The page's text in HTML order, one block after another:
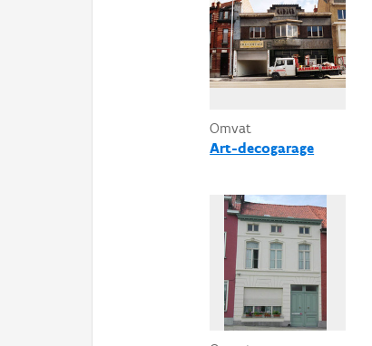
Omvat
Art-decogarage